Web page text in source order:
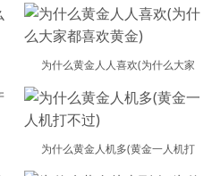
为什么黄金人人喜欢(为什么大家
为什么黄金人机多(黄金一人机打